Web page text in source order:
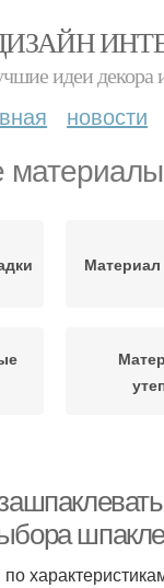
идеи декора
новости
материалы
Материал